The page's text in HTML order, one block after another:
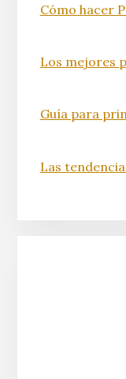
Cómo hacer
Los mejores
Guía para
Las